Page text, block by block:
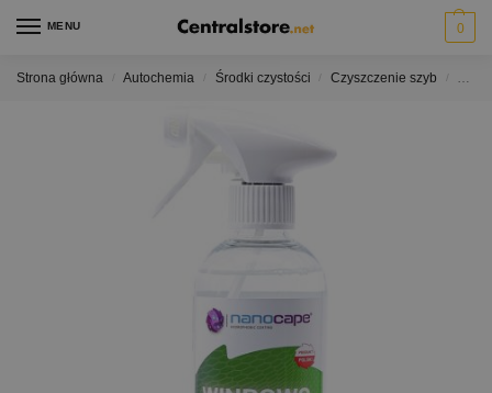
MENU 0
Strona główna Autochemia Środki czystości Czyszczenie szyb